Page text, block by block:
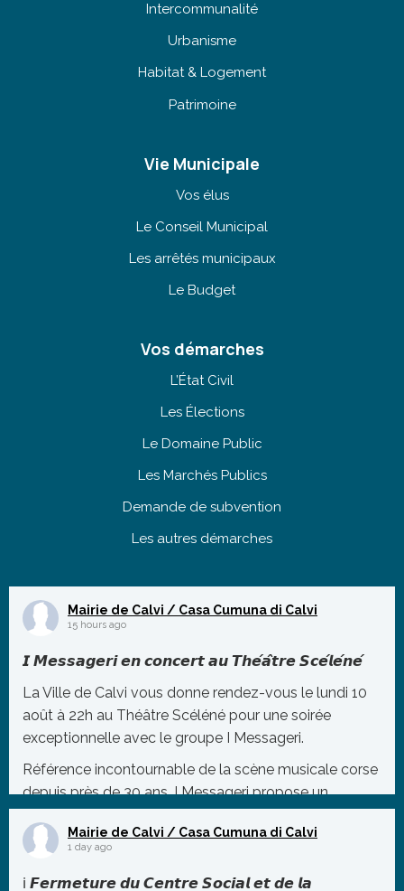
Intercommunalité
Urbanisme
Habitat & Logement
Patrimoine
Vie Municipale
Vos élus
Le Conseil Municipal
Les arrêtés municipaux
Le Budget
Vos démarches
L’État Civil
Les Élections
Le Domaine Public
Les Marchés Publics
Demande de subvention
Les autres démarches
Mairie de Calvi / Casa Cumuna di Calvi
15 hours ago
𝙄 𝙈𝙚𝙨𝙨𝙖𝙜𝙚𝙧𝙞 𝙚𝙣 𝙘𝙤𝙣𝙘𝙚𝙧𝙩 𝙖𝙪 𝙏𝙝𝙚́𝙖̂𝙩𝙧𝙚 𝙎𝙘𝙚́𝙡𝙚́𝙣𝙚́
La Ville de Calvi vous donne rendez-vous le lundi 10
août à 22h au Théâtre Scéléné pour une soirée
exceptionnelle avec le groupe I Messageri.
Référence incontournable de la scène musicale corse
depuis près de 30 ans, I Messageri propose un
répertoire mêlant tradition et modernité, porté par des
polyphonies puissant ...
Mairie de Calvi / Casa Cumuna di Calvi
1 day ago
ℹ️ 𝙁𝙚𝙧𝙢𝙚𝙩𝙪𝙧𝙚 𝙙𝙪 𝘾𝙚𝙣𝙩𝙧𝙚 𝙎𝙤𝙘𝙞𝙖𝙡 𝙚𝙩 𝙙𝙚 𝙡𝙖